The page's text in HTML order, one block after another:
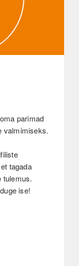
parimad
valmimiseks.
tagada
tulemus.
ise!